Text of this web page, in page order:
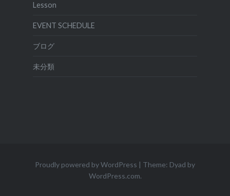
Lesson
EVENT SCHEDULE
ブログ
未分類
Proudly powered by WordPress | Theme: Dyad by
WordPress.com.